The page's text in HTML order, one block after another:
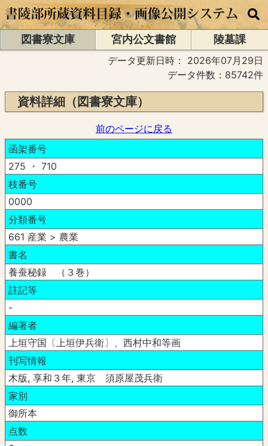
図書寮文庫 宮内公文書館
陵墓課
データ更新日時： 2026年07月29日
データ件数：85742件
資料詳細（図書寮文庫）
前のページに戻る
函架番号
275 ・ 710
枝番号
0000
分類番号
661 産業 > 農業
書名
養蚕秘録 （３巻）
註記等
-
編著者
上垣守国〔上垣伊兵衛〕、西村中和等画
刊写情報
木版, 享和３年, 東京 須原屋茂兵衛
家別
御所本
点数